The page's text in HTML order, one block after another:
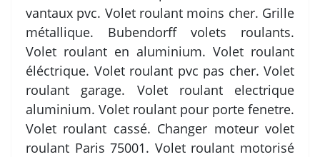
vantaux pvc. Volet roulant moins cher. Grille
métallique. Bubendorff volets roulants.
Volet roulant en aluminium. Volet roulant
éléctrique. Volet roulant pvc pas cher. Volet
roulant garage. Volet roulant electrique
aluminium. Volet roulant pour porte fenetre.
Volet roulant cassé. Changer moteur volet
roulant Paris 75001. Volet roulant motorisé